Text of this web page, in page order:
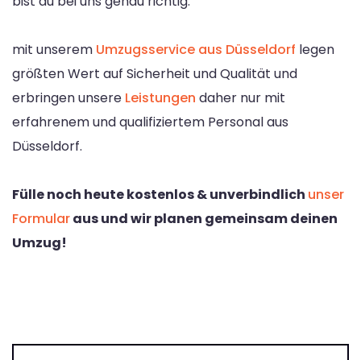
mit unserem Umzugsservice aus Düsseldorf legen
größten Wert auf Sicherheit und Qualität und
erbringen unsere Leistungen daher nur mit
erfahrenem und qualifiziertem Personal aus
Düsseldorf.
Fülle noch heute kostenlos & unverbindlich unser
Formularaus und wir planen gemeinsam deinen
Umzug!